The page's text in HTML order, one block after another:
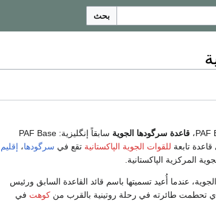
بحث
PAF، قاعدة سرگودھا‎ الجوية سابقاً إنگليزية: PAF Base
تابعة للقوات الجوية الپاكستانية تقع في سرگودھا‎، إقليم
المركزية الپاكستانية.
الجوية، عندما أُعيد تسميتها باسم قائد القاعدة السابق ورئيس
تحطمت طائرته في رحلة روتينية بالقرب من كوهت في